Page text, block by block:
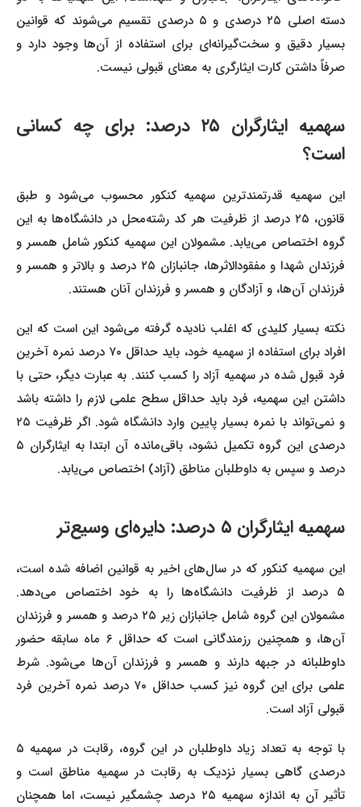
دسته اصلی ۲۵ درصدی و ۵ درصدی تقسیم می‌شوند که قوانین
بسیار دقیق و سخت‌گیرانه‌ای برای استفاده از آن‌ها وجود دارد و
صرفاً داشتن کارت ایثارگری به معنای قبولی نیست.
سهمیه ایثارگران ۲۵ درصد: برای چه کسانی
است؟
این سهمیه قدرتمندترین سهمیه کنکور محسوب می‌شود و طبق
قانون، ۲۵ درصد از ظرفیت هر کد رشته‌محل در دانشگاه‌ها به این
گروه اختصاص می‌یابد. مشمولان این سهمیه کنکور شامل همسر و
فرزندان شهدا و مفقودالاثرها، جانبازان ۲۵ درصد و بالاتر و همسر و
فرزندان آن‌ها، و آزادگان و همسر و فرزندان آنان هستند.
نکته بسیار کلیدی که اغلب نادیده گرفته می‌شود این است که این
افراد برای استفاده از سهمیه خود، باید حداقل ۷۰ درصد نمره آخرین
فرد قبول شده در سهمیه آزاد را کسب کنند. به عبارت دیگر، حتی با
داشتن این سهمیه، فرد باید حداقل سطح علمی لازم را داشته باشد
و نمی‌تواند با نمره بسیار پایین وارد دانشگاه شود. اگر ظرفیت ۲۵
درصدی این گروه تکمیل نشود، باقی‌مانده آن ابتدا به ایثارگران ۵
درصد و سپس به داوطلبان مناطق (آزاد) اختصاص می‌یابد.
سهمیه ایثارگران ۵ درصد: دایره‌ای وسیع‌تر
این سهمیه کنکور که در سال‌های اخیر به قوانین اضافه شده است،
۵ درصد از ظرفیت دانشگاه‌ها را به خود اختصاص می‌دهد.
مشمولان این گروه شامل جانبازان زیر ۲۵ درصد و همسر و فرزندان
آن‌ها، و همچنین رزمندگانی است که حداقل ۶ ماه سابقه حضور
داوطلبانه در جبهه دارند و همسر و فرزندان آن‌ها می‌شود. شرط
علمی برای این گروه نیز کسب حداقل ۷۰ درصد نمره آخرین فرد
قبولی آزاد است.
با توجه به تعداد زیاد داوطلبان در این گروه، رقابت در سهمیه ۵
درصدی گاهی بسیار نزدیک به رقابت در سهمیه مناطق است و
تأثیر آن به اندازه سهمیه ۲۵ درصد چشمگیر نیست، اما همچنان